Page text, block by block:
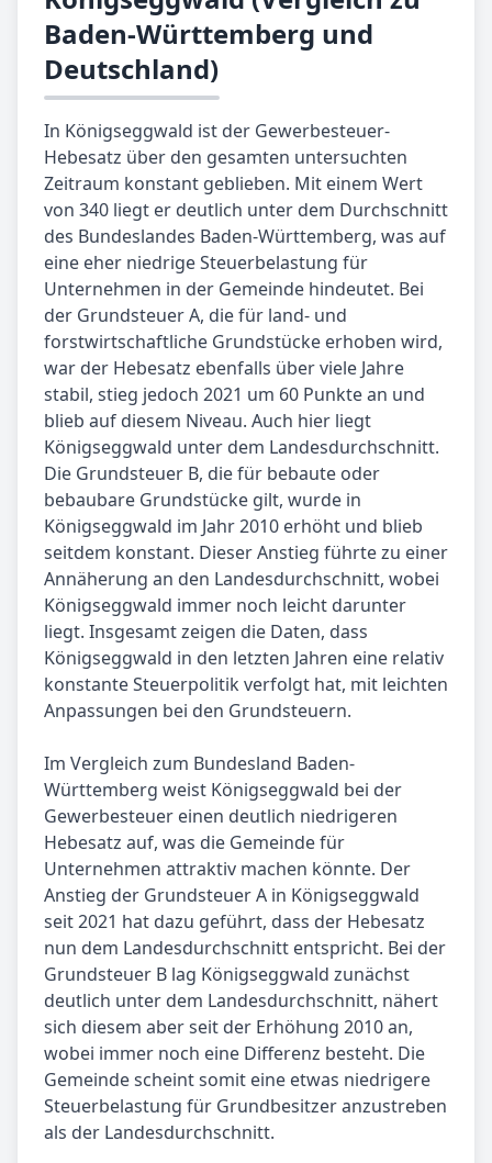
Baden-Württemberg und
Deutschland)
In Königseggwald ist der Gewerbesteuer-
Hebesatz über den gesamten untersuchten
Zeitraum konstant geblieben. Mit einem Wert
von 340 liegt er deutlich unter dem Durchschnitt
des Bundeslandes Baden-Württemberg, was auf
eine eher niedrige Steuerbelastung für
Unternehmen in der Gemeinde hindeutet. Bei
der Grundsteuer A, die für land- und
forstwirtschaftliche Grundstücke erhoben wird,
war der Hebesatz ebenfalls über viele Jahre
stabil, stieg jedoch 2021 um 60 Punkte an und
blieb auf diesem Niveau. Auch hier liegt
Königseggwald unter dem Landesdurchschnitt.
Die Grundsteuer B, die für bebaute oder
bebaubare Grundstücke gilt, wurde in
Königseggwald im Jahr 2010 erhöht und blieb
seitdem konstant. Dieser Anstieg führte zu einer
Annäherung an den Landesdurchschnitt, wobei
Königseggwald immer noch leicht darunter
liegt. Insgesamt zeigen die Daten, dass
Königseggwald in den letzten Jahren eine relativ
konstante Steuerpolitik verfolgt hat, mit leichten
Anpassungen bei den Grundsteuern.
Im Vergleich zum Bundesland Baden-
Württemberg weist Königseggwald bei der
Gewerbesteuer einen deutlich niedrigeren
Hebesatz auf, was die Gemeinde für
Unternehmen attraktiv machen könnte. Der
Anstieg der Grundsteuer A in Königseggwald
seit 2021 hat dazu geführt, dass der Hebesatz
nun dem Landesdurchschnitt entspricht. Bei der
Grundsteuer B lag Königseggwald zunächst
deutlich unter dem Landesdurchschnitt, nähert
sich diesem aber seit der Erhöhung 2010 an,
wobei immer noch eine Differenz besteht. Die
Gemeinde scheint somit eine etwas niedrigere
Steuerbelastung für Grundbesitzer anzustreben
als der Landesdurchschnitt.